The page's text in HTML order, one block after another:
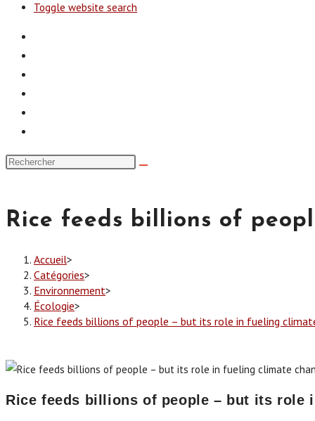
Toggle website search
Rice feeds billions of
Accueil>
Catégories>
Environnement>
Écologie>
Rice feeds billions of people – but its role in fueling
Rice feeds billions of people – but its role